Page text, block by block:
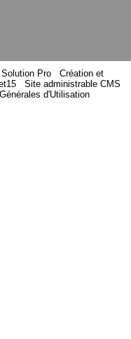
Pro- Création et
- Site administrable CMS
d'Utilisation